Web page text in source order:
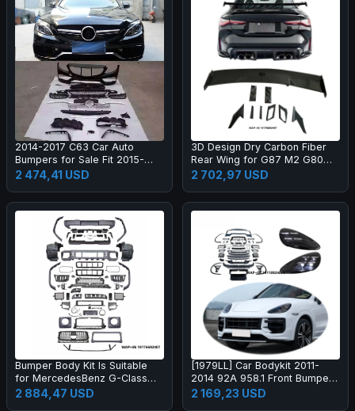
2014-2017 C63 Car Auto
Bumpers for Sale Fit 2015-
2017 New C Class W205 C180
C200l C260l
2 474,41 USD
3D Design Dry Carbon Fiber
Rear Wing for G87 M2 G80
M3 G82 M4 Dry Carbon Fiber
Rear Spoiler High Quality
2 702,97 USD
Bumper Body Kit Is Suitable
for MercedesBenz G-Class
W464 to W465 G63 OLD to
2 884,47 USD
[1979LL] Car Bodykit 2011-
2014 92A 958.1 Front Bumper
Upgrade to 2024 2025 Turbo
GT Style Body Kit for Cayenne
2 169,23 USD